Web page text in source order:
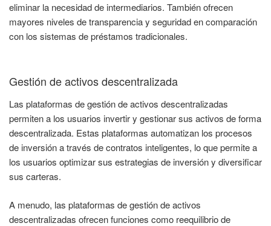
eliminar la necesidad de intermediarios. También ofrecen
mayores niveles de transparencia y seguridad en comparación
con los sistemas de préstamos tradicionales.
Gestión de activos descentralizada
Las plataformas de gestión de activos descentralizadas
permiten a los usuarios invertir y gestionar sus activos de forma
descentralizada. Estas plataformas automatizan los procesos
de inversión a través de contratos inteligentes, lo que permite a
los usuarios optimizar sus estrategias de inversión y diversificar
sus carteras.
A menudo, las plataformas de gestión de activos
descentralizadas ofrecen funciones como reequilibrio de